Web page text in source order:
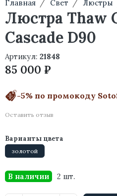
Главная Свет Люстры
Люстра Thaw
Cascade D90
Артикул: 21848
85 000 ₽
-5% по промокоду
Оставить отзыв
Варианты цвета
золотой
В наличии 2 шт.